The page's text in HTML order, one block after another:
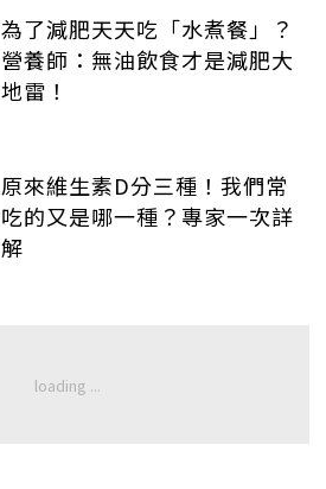
為了減肥天天吃「水煮餐」？
營養師：無油飲食才是減肥大
地雷！
原來維生素D分三種！我們常
吃的又是哪一種？專家一次詳
解